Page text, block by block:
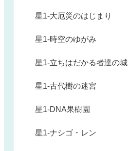
星1-大厄災のはじまり
星1-時空のゆがみ
星1-立ちはだかる者達の城
星1-古代樹の迷宮
星1-DNA果樹園
星1-ナシゴ・レン